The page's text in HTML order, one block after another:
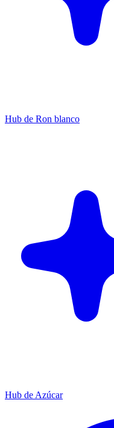
Hub de Ron blanco
Hub de Azúcar